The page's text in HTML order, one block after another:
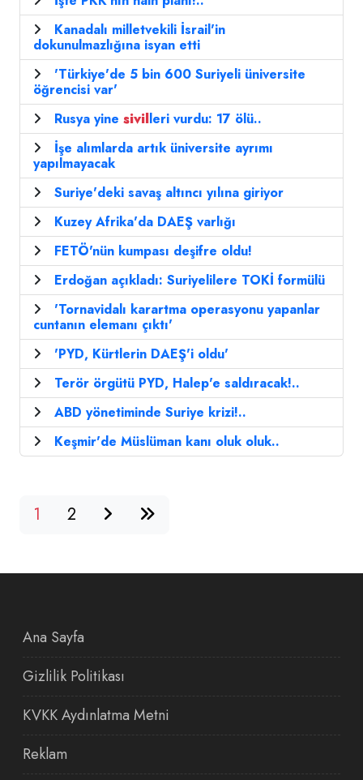
Kanadalı milletvekili İsrail'in
dokunulmazlığına isyan etti
'Türkiye'de 5 bin 600 Suriyeli üniversite
öğrencisi var'
Rusya yine sivilleri vurdu: 17 ölü..
İşe alımlarda artık üniversite ayrımı
yapılmayacak
Suriye'deki savaş altıncı yılına giriyor
Kuzey Afrika'da DAEŞ varlığı
FETÖ'nün kumpası deşifre oldu!
Erdoğan açıkladı: Suriyelilere TOKİ formülü
'Tornavidalı karartma operasyonu yapanlar
cuntanın elemanı çıktı'
'PYD, Kürtlerin DAEŞ'i oldu'
Terör örgütü PYD, Halep'e saldıracak!..
ABD yönetiminde Suriye krizi!..
Keşmir'de Müslüman kanı oluk oluk..
1 2
Ana Sayfa
Gizlilik Politikası
KVKK Aydınlatma Metni
Reklam